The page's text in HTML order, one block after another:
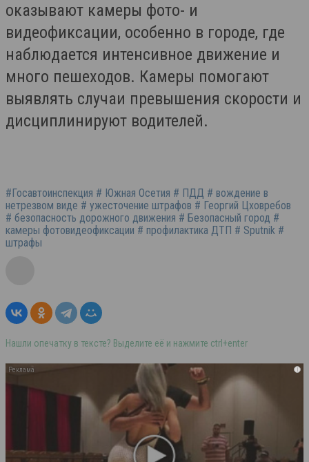
оказывают камеры фото- и
видеофиксации, особенно в городе, где
наблюдается интенсивное движение и
много пешеходов. Камеры помогают
выявлять случаи превышения скорости и
дисциплинируют водителей.
#Госавтоинспекция # Южная Осетия # ПДД # вождение в
нетрезвом виде # ужесточение штрафов # Георгий Цховребов
# безопасность дорожного движения # Безопасный город #
камеры фотовидеофиксации # профилактика ДТП # Sputnik #
штрафы
Нашли опечатку в тексте? Выделите её и нажмите ctrl+enter
i